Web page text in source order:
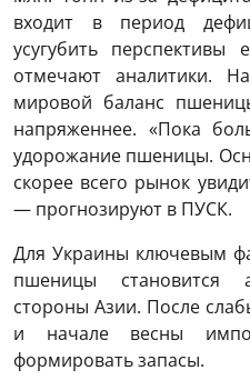
входит в период
усугубить
отмечают аналитики.
мировой баланс
напряженнее. «Пока
удорожание пшеницы.
скорее всего рынок
— прогнозируют в ПУСК.
Для Украины ключевым
пшеницы становится
стороны Азии. После
и начале весны
формировать запасы.